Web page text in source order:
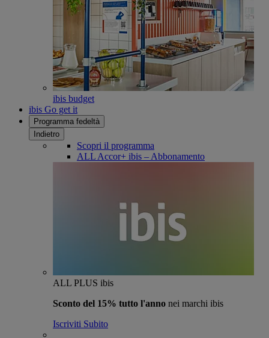
ibis budget
ibis Go get it
Programma fedeltà
Indietro
Scopri il programma
ALL Accor+ ibis – Abbonamento
ALL PLUS ibis
Sconto del 15% tutto l'anno nei marchi ibis
Iscriviti Subito